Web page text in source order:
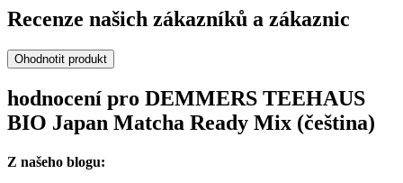
Recenze našich zákazníků a zákaznic
Ohodnotit produkt
hodnocení pro DEMMERS TEEHAUS
BIO Japan Matcha Ready Mix (čeština)
Z našeho blogu: